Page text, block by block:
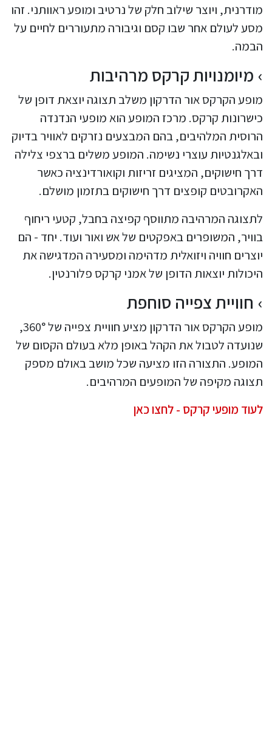
מודרנית, ויוצר שילוב חלק של נרטיב ומופע ראוותני. זהו
מסע לעולם אחר שבו קסם וגיבורה מתעוררים לחיים על
הבמה.
מיומנויות קרקס מרהיבות
מופע הקרקס אור הדרקון משלב תצוגה יוצאת דופן של
כישרונות קרקס. מרכז המופע הוא מופעי הנדנדה
הרוסית המלהיבים, בהם המבצעים נזרקים לאוויר בדיוק
ובאלגנטיות עוצרי נשימה. המופע משלים ברצפי צלילה
דרך חישוקים, המציגים זריזות וקואורדינציה כאשר
האקרובטים קופצים דרך חישוקים בתזמון מושלם.
לתצוגה המרהיבה מתווסף קפיצה בחבל, קטעי ריחוף
בוויר, המשופרים באפקטים של אש ואור ועוד. יחד - הם
יוצרים חוויה ויזואלית מדהימה ומסעירה המדגישה את
היכולות יוצאות הדופן של אמני קרקס פלורנטין.
חוויית צפייה סוחפת
מופע הקרקס אור הדרקון מציע חוויית צפייה של 360°,
שנועדה לטבול את הקהל באופן מלא בעולם הקסום של
המופע. התצורה הזו מציעה שכל מושב באולם מספק
תצוגה מקיפה של המופעים המרהיבים.
לעוד מופעי קרקס - לחצו כאן